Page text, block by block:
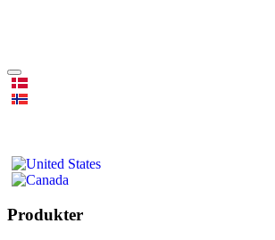
Produkter